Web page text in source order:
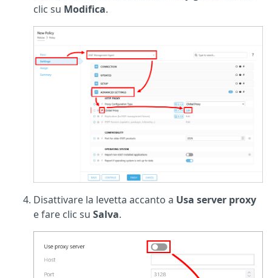
clic su Modifica.
Disattivare la levetta accanto a Usa server proxy
e fare clic su Salva.